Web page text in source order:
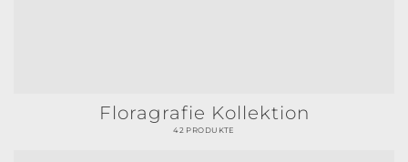
Floragrafie Kollektion
42 PRODUKTE